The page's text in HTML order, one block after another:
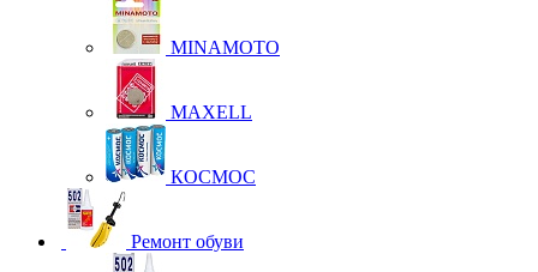
MINAMOTO
MAXELL
КОСМОС
Ремонт обуви